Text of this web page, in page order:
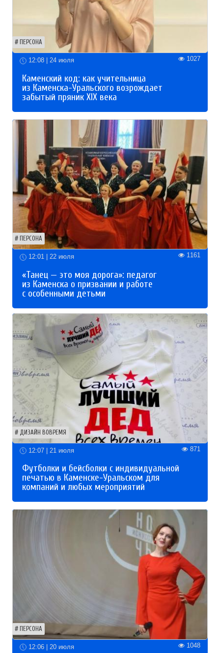
ПЕРСОНА
12:08 | 24 июля 1027
Каменский код: как учительница
из Каменска-Уральского возрождает
забытый пряник XIX века
ПЕРСОНА
12:01 | 22 июля 1161
«Танец — это моя дорога»: педагог
из Каменска о призвании и работе
с особенными детьми
ДИЗАЙН ВОВРЕМЯ
12:07 | 21 июля 871
Футболки и бейсболки с индивидуальной
печатью в Каменске-Уральском для
компаний и любых мероприятий
ПЕРСОНА
12:06 | 20 июля 1048